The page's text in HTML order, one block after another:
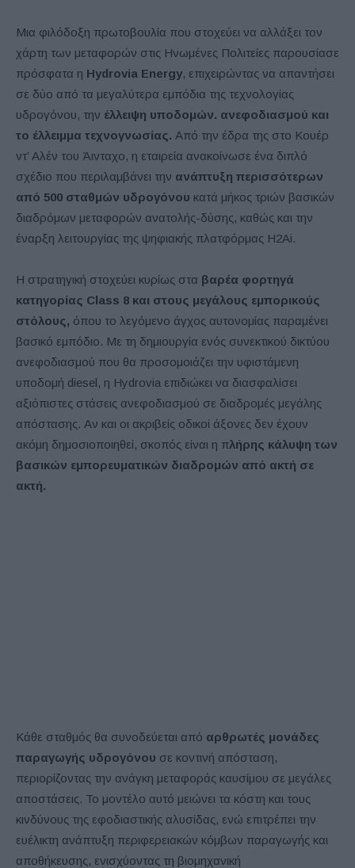
Μια φιλόδοξη πρωτοβουλία που στοχεύει να αλλάξει τον
χάρτη των μεταφορών στις Ηνωμένες Πολιτείες παρουσίασε
πρόσφατα η Hydrovia Energy, επιχειρώντας να απαντήσει
σε δύο από τα μεγαλύτερα εμπόδια της τεχνολογίας
υδρογόνου, την έλλειψη υποδομών. ανεφοδιασμού και
το έλλειμμα τεχνογνωσίας. Από την έδρα της στο Κουέρ
ντ’ Αλέν του Άινταχο, η εταιρεία ανακοίνωσε ένα διπλό
σχέδιο που περιλαμβάνει την ανάπτυξη περισσότερων
από 500 σταθμών υδρογόνου κατά μήκος τριών βασικών
διαδρόμων μεταφορών ανατολής-δύσης, καθώς και την
έναρξη λειτουργίας της ψηφιακής πλατφόρμας H2Ai.
Η στρατηγική στοχεύει κυρίως στα βαρέα φορτηγά
κατηγορίας Class 8 και στους μεγάλους εμπορικούς
στόλους, όπου το λεγόμενο άγχος αυτονομίας παραμένει
βασικό εμπόδιο. Με τη δημιουργία ενός συνεκτικού δικτύου
ανεφοδιασμού που θα προσομοιάζει την υφιστάμενη
υποδομή diesel, η Hydrovia επιδιώκει να διασφαλίσει
αξιόπιστες στάσεις ανεφοδιασμού σε διαδρομές μεγάλης
απόστασης. Αν και οι ακριβείς οδικοί άξονες δεν έχουν
ακόμη δημοσιοποιηθεί, σκοπός είναι η πλήρης κάλυψη των
βασικών εμπορευματικών διαδρομών από ακτή σε
ακτή.
Κάθε σταθμός θα συνοδεύεται από αρθρωτές μονάδες
παραγωγής υδρογόνου σε κοντινή απόσταση,
περιορίζοντας την ανάγκη μεταφοράς καυσίμου σε μεγάλες
αποστάσεις. Το μοντέλο αυτό μειώνει τα κόστη και τους
κινδύνους της εφοδιαστικής αλυσίδας, ενώ επιτρέπει την
ευέλικτη ανάπτυξη περιφερειακών κόμβων παραγωγής και
αποθήκευσης, ενισχύοντας τη βιομηχανική